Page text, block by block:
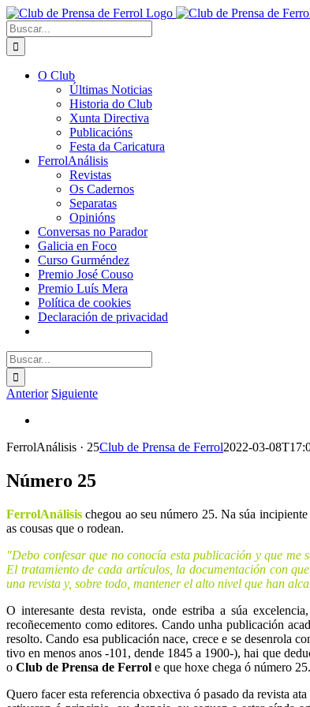
Saltar
al
contenido
Buscar:
O Club
Últimas Noticias
Historia do Club
Xunta Directiva
Publicacións
Festa da Caricatura
FerrolAnálisis
Revistas
Os Cadernos
Separatas
Opinións
Conversas no Parador
Galicia en Foco
Curso Gurméndez
Premio José Couso
Premio Luís Mera
Política de cookies
Declaración de privacidad
Buscar:
Anterior Siguiente
más
FerrolAnálisis · 25Club de Prensa de Ferrol2022-03-
Número 25
FerrolAnálisis chegou ao seu número 25. Na súa
as cousas que o rodean.
"Debo confesar que no conocía esta publicación y que
El tratamiento de cada artículos, la documentación con
una revista y, sobre todo, mantener el alto nivel que han
O interesante desta revista, onde estriba a súa
recoñecemento como editores. Cando unha publicación
resolto. Cando esa publicación nace, crece e se desenrola
tivo en menos anos -101, dende 1845 a 1900-), hai que
o Club de Prensa de Ferrol e que hoxe chega ó número 25.
Quero facer esta referencia obxectiva ó pasado da revista